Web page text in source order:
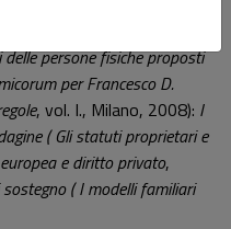
persone fisiche proposti
per Francesco D.
, vol. I., Milano, 2008): I
( Gli statuti proprietari e
e diritto privato,
( I modelli familiari